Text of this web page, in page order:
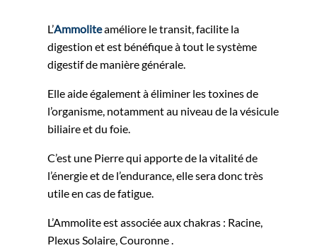
L’Ammoliteaméliore le transit, facilite la
digestion et est bénéfique à tout le système
digestif de manière générale.
Elle aide également à éliminer les toxines de
l’organisme, notamment au niveau de la vésicule
biliaire et du foie.
C’est une Pierre qui apporte de la vitalité de
l’énergie et de l’endurance, elle sera donc très
utile en cas de fatigue.
L’Ammolite est associée aux chakras : Racine,
Plexus Solaire, Couronne .